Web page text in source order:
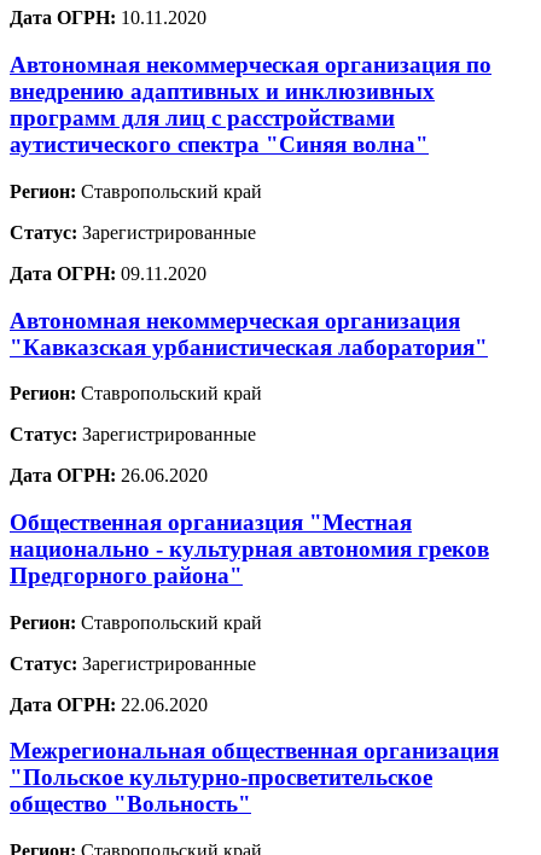
Дата ОГРН: 10.11.2020
Автономная некоммерческая организация по
внедрению адаптивных и инклюзивных
программ для лиц с расстройствами
аутистического спектра "Синяя волна"
Регион: Ставропольский край
Статус: Зарегистрированные
Дата ОГРН: 09.11.2020
Автономная некоммерческая организация
"Кавказская урбанистическая лаборатория"
Регион: Ставропольский край
Статус: Зарегистрированные
Дата ОГРН: 26.06.2020
Общественная органиазция "Местная
национально - культурная автономия греков
Предгорного района"
Регион: Ставропольский край
Статус: Зарегистрированные
Дата ОГРН: 22.06.2020
Межрегиональная общественная организация
"Польское культурно-просветительское
общество "Вольность"